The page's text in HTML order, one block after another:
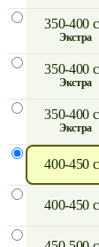
350-400
экстра
350-400
экстра
350-400
экстра
400-450
400-450